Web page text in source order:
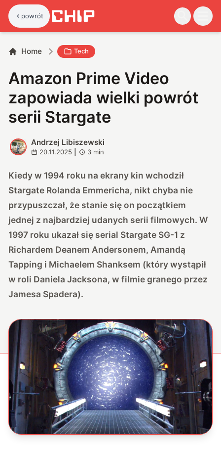
powrót
Home Tech
Amazon Prime Video
zapowiada wielki powrót
serii Stargate
A
Andrzej Libiszewski
20.11.2025 3 min
Kiedy w 1994 roku na ekrany kin wchodził
Stargate Rolanda Emmericha, nikt chyba nie
przypuszczał, że stanie się on początkiem
jednej z najbardziej udanych serii filmowych. W
1997 roku ukazał się serial Stargate SG-1 z
Richardem Deanem Andersonem, Amandą
Tapping i Michaelem Shanksem (który wystąpił
w roli Daniela Jacksona, w filmie granego przez
Jamesa Spadera).